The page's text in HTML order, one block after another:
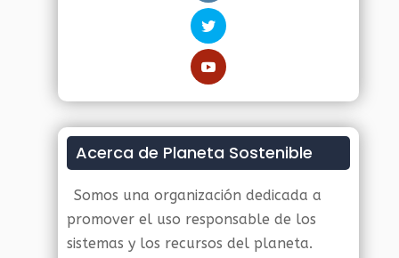
Acerca de Planeta Sostenible
Somos una organización dedicada a
promover el uso responsable de los
sistemas y los recursos del planeta.